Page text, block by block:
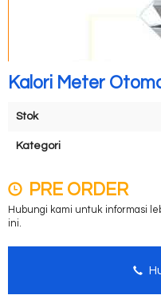
Kalori Meter
Stok
Kategori
PRE ORDER
Hubungi kami untuk informasi
ini.